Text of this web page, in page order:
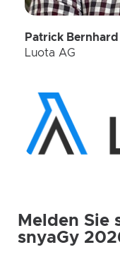
Patrick Bernhard
Luota AG
Melden Sie
snyaGy